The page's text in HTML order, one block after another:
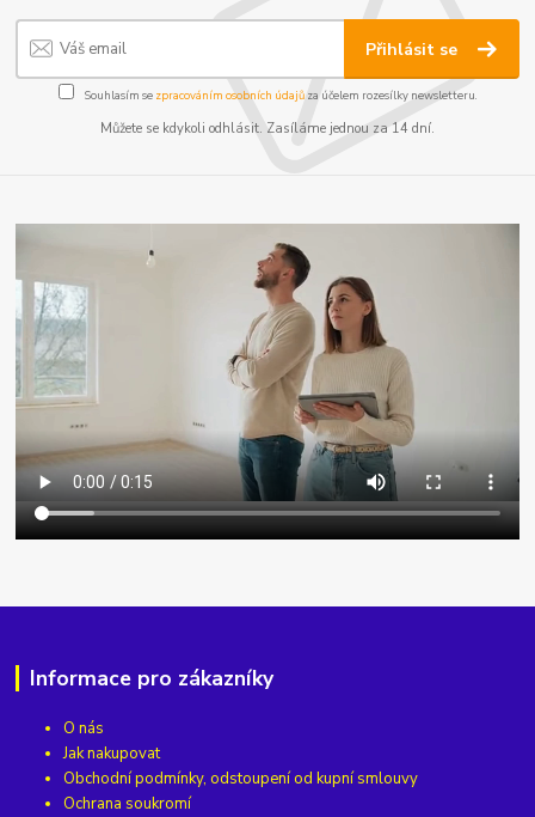
Přihlásit se
Souhlasím se zpracováním osobních údajůza účelem rozesílky newsletteru.
Můžete se kdykoli odhlásit. Zasíláme jednou za 14 dní.
Informace pro zákazníky
O nás
Jak nakupovat
Obchodní podmínky, odstoupení od kupní smlouvy
Ochrana soukromí